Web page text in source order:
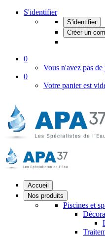
S'identifier
S'identifier
Créer un
0
Vous n'avez pas de
0
Votre panier est
Accueil
Nos produits
Piscines et